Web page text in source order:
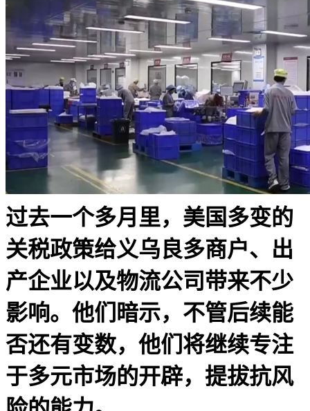
过去一个多月里，美国多变的
关税政策给义乌良多商户、出
产企业以及物流公司带来不少
影响。他们暗示，不管后续能
否还有变数，他们将继续专注
于多元市场的开辟，提拔抗风